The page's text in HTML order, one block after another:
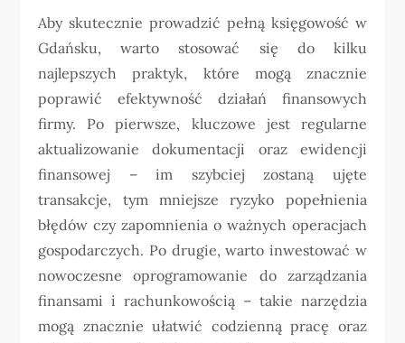
Aby skutecznie prowadzić pełną księgowość w
Gdańsku, warto stosować się do kilku
najlepszych praktyk, które mogą znacznie
poprawić efektywność działań finansowych
firmy. Po pierwsze, kluczowe jest regularne
aktualizowanie dokumentacji oraz ewidencji
finansowej – im szybciej zostaną ujęte
transakcje, tym mniejsze ryzyko popełnienia
błędów czy zapomnienia o ważnych operacjach
gospodarczych. Po drugie, warto inwestować w
nowoczesne oprogramowanie do zarządzania
finansami i rachunkowością – takie narzędzia
mogą znacznie ułatwić codzienną pracę oraz